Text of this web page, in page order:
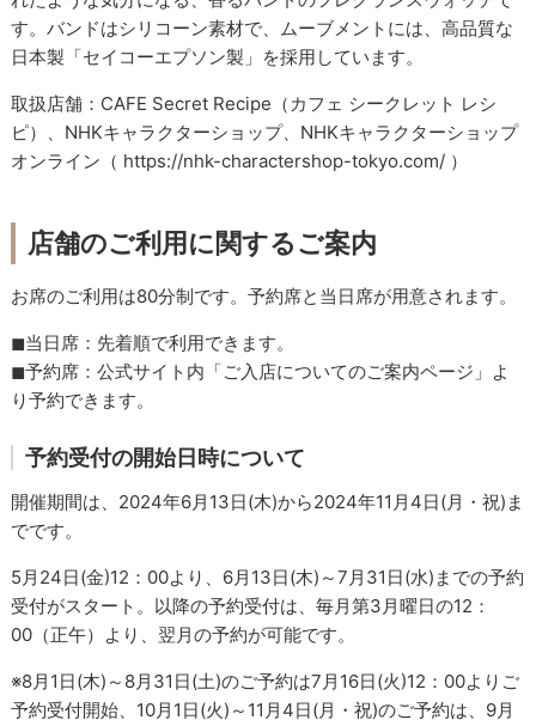
す。バンドはシリコーン素材で、ムーブメントには、高品質な
日本製「セイコーエプソン製」を採用しています。
取扱店舗：CAFE Secret Recipe（カフェ シークレット レシ
ピ）、NHKキャラクターショップ、NHKキャラクターショップ
オンライン（ https://nhk-charactershop-tokyo.com/ ）
店舗のご利用に関するご案内
お席のご利用は80分制です。予約席と当日席が用意されます。
◼︎当日席：先着順で利用できます。
◼︎予約席：公式サイト内「ご入店についてのご案内ページ」よ
り予約できます。
予約受付の開始日時について
開催期間は、2024年6月13日(木)から2024年11月4日(月・祝)ま
でです。
5月24日(金)12：00より、6月13日(木)～7月31日(水)までの予約
受付がスタート。以降の予約受付は、毎月第3月曜日の12：
00（正午）より、翌月の予約が可能です。
※8月1日(木)～8月31日(土)のご予約は7月16日(火)12：00よりご
予約受付開始、10月1日(火)～11月4日(月・祝)のご予約は、9月